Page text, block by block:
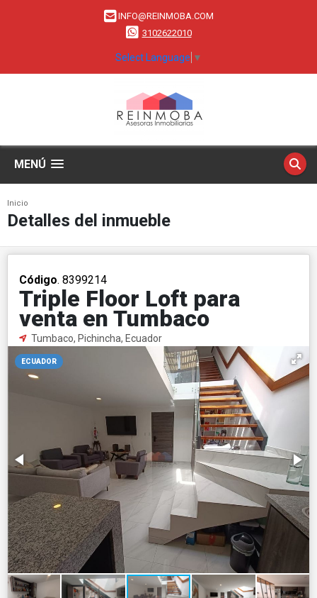
INFO@REINMOBA.COM
3102622010
Select Language ▼
MENÚ
Inicio
Detalles del inmueble
Código. 8399214
Triple Floor Loft para
venta en Tumbaco
Tumbaco, Pichincha, Ecuador
ECUADOR